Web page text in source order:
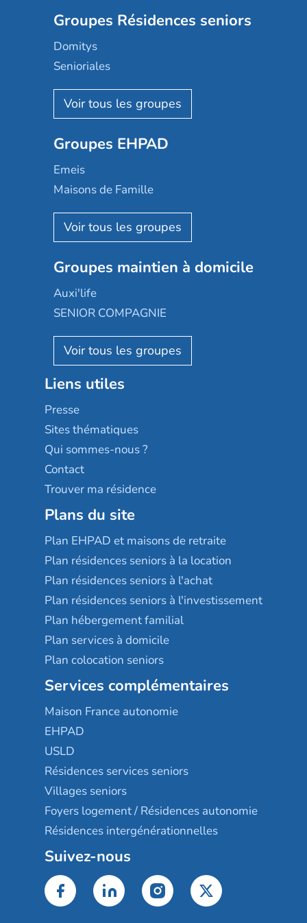
Groupes Résidences seniors
Domitys
Senioriales
Nohée
Les Résidentiels
Mobicap
Domusvi
Happy Senior
Aquarelia
Nexity edenea
Les jardins d'Arcadie
Occitalia
Appartseniors
Reseda
Stella management
Les villages d'or
Sérénys
Résidences services Villa Médicis
Groupes EHPAD
Emeis
Maisons de Famille
Korian
Emera
Groupe SOS
Le Noble Âge
Almage
Résidalya
Groupe aplus
Groupes maintien à domicile
Auxi'life
SENIOR COMPAGNIE
AGE D'OR Services
Liens utiles
Presse
Sites thématiques
Qui sommes-nous ?
Contact
Trouver ma résidence
Plans du site
Plan EHPAD et maisons de retraite
Plan résidences seniors à la location
Plan résidences seniors à l'achat
Plan résidences seniors à l'investissement
Plan hébergement familial
Plan services à domicile
Plan colocation seniors
Services complémentaires
Maison France autonomie
EHPAD
USLD
Résidences services seniors
Villages seniors
Foyers logement / Résidences autonomie
Résidences intergénérationnelles
Suivez-nous